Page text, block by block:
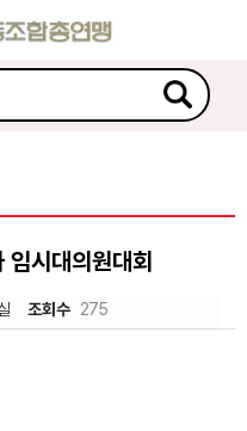
시대의원대회
조회수 275
치북5
치북5